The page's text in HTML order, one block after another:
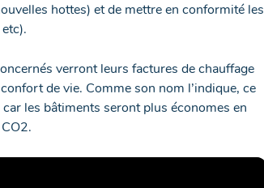
hottes) et de mettre en conformité les
verront leurs factures de chauffage
de vie. Comme son nom l’indique, ce
les bâtiments seront plus économes en